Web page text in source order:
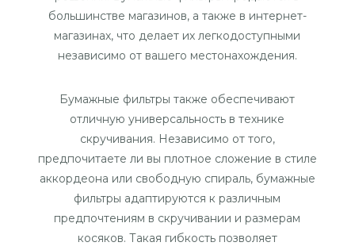
большинстве магазинов, а также в интернет-
магазинах, что делает их легкодоступными
независимо от вашего местонахождения.
Бумажные фильтры также обеспечивают
отличную универсальность в технике
скручивания. Независимо от того,
предпочитаете ли вы плотное сложение в стиле
аккордеона или свободную спираль, бумажные
фильтры адаптируются к различным
предпочтениям в скручивании и размерам
косяков. Такая гибкость позволяет